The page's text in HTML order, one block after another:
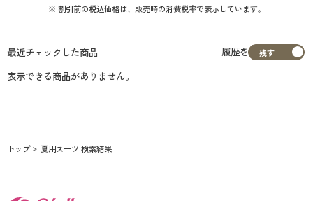
※ 割引前の税込価格は、販売時の消費税率で表示しています。
最近チェックした商品
履歴を
表示できる商品がありません。
トップ 夏用スーツ 検索結果